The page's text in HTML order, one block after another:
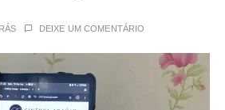
DEIXE UM COMENTÁRIO